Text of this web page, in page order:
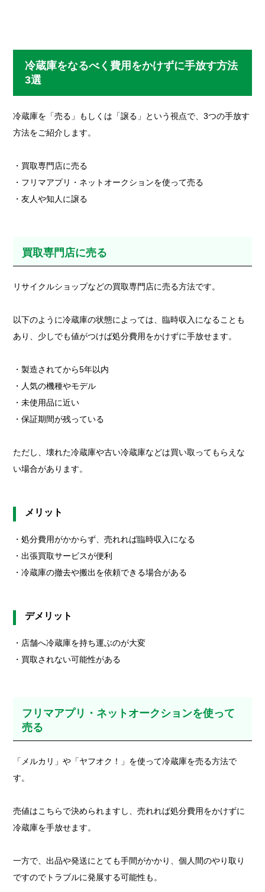
冷蔵庫をなるべく費用をかけずに手放す方法
3選
冷蔵庫を「売る」もしくは「譲る」という視点で、3つの手放す
方法をご紹介します。
・買取専門店に売る
・フリマアプリ・ネットオークションを使って売る
・友人や知人に譲る
買取専門店に売る
リサイクルショップなどの買取専門店に売る方法です。
以下のように冷蔵庫の状態によっては、臨時収入になることも
あり、少しでも値がつけば処分費用をかけずに手放せます。
・製造されてから5年以内
・人気の機種やモデル
・未使用品に近い
・保証期間が残っている
ただし、壊れた冷蔵庫や古い冷蔵庫などは買い取ってもらえな
い場合があります。
メリット
・処分費用がかからず、売れれば臨時収入になる
・出張買取サービスが便利
・冷蔵庫の撤去や搬出を依頼できる場合がある
デメリット
・店舗へ冷蔵庫を持ち運ぶのが大変
・買取されない可能性がある
フリマアプリ・ネットオークションを使って
売る
「メルカリ」や「ヤフオク！」を使って冷蔵庫を売る方法で
す。
売値はこちらで決められますし、売れれば処分費用をかけずに
冷蔵庫を手放せます。
一方で、出品や発送にとても手間がかかり、個人間のやり取り
ですのでトラブルに発展する可能性も。